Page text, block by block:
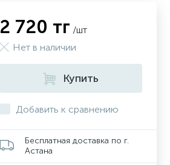
2 720 тг /шт
Нет в наличии
Купить
Добавить к сравнению
Бесплатная доставка по г.
Астана